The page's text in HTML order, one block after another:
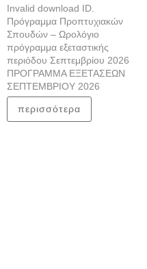
Invalid download ID.
Πρόγραμμα Προπτυχιακών
Σπουδών – Ωρολόγιο
πρόγραμμα εξεταστικής
περιόδου Σεπτεμβρίου 2026
ΠΡΟΓΡΑΜΜΑ ΕΞΕΤΑΣΕΩΝ
ΣΕΠΤΕΜΒΡΙΟΥ 2026
περισσότερα